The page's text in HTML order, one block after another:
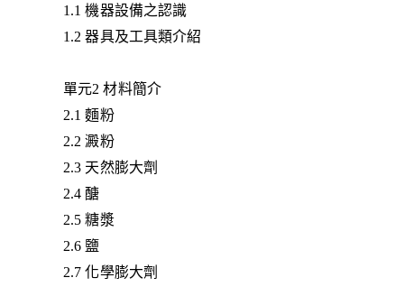
1.1 機器設備之認識
1.2 器具及工具類介紹
單元2 材料簡介
2.1 麵粉
2.2 澱粉
2.3 天然膨大劑
2.4 醣
2.5 糖漿
2.6 鹽
2.7 化學膨大劑